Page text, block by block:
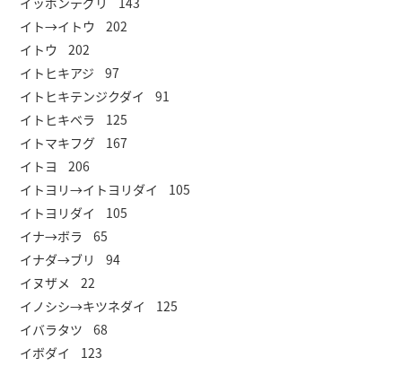
イト→イトウ 202
イトウ 202
イトヒキアジ 97
イトヒキテンジクダイ 91
イトヒキベラ 125
イトマキフグ 167
イトヨ 206
イトヨリ→イトヨリダイ 105
イトヨリダイ 105
イナ→ボラ 65
イナダ→ブリ 94
イヌザメ 22
イノシシ→キツネダイ 125
イバラタツ 68
イボダイ 123